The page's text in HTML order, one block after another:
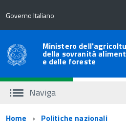
Governo Italiano
Ministero
della sovranità
e delle foreste
Naviga
Percorso
Home Politiche nazionali